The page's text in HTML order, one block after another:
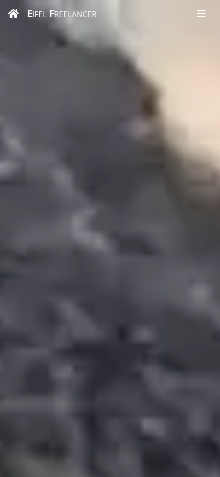
EIFELFREELANCER